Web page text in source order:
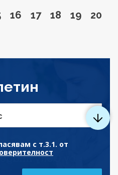
to page
Go to page
16 Go to page
17 Go to page
18 Go to
19 Go
20
с т.3.1. от